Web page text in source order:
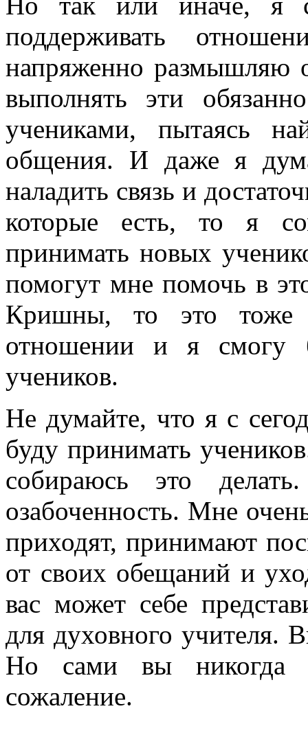
поддерживать
напряженно размышляю
выполнять эти
учениками, пытаясь
общения. И даже я
наладить связь и
которые есть, то я
принимать новых
помогут мне помочь в
Кришны, то это
отношении и я смогу
учеников.
Не думайте, что я с
буду принимать
собираюсь это
озабоченность. Мне
приходят, принимают
от своих обещаний и
вас может себе
для духовного учителя.
Но сами вы никогда
сожаление.